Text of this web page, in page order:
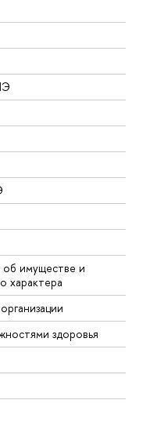
об имуществе и
характера
здоровья